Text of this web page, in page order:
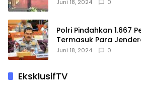
Juni 18, 2024 0
Polri Pindahkan 1.667
Termasuk Para
Juni 18, 2024 0
EksklusifTV